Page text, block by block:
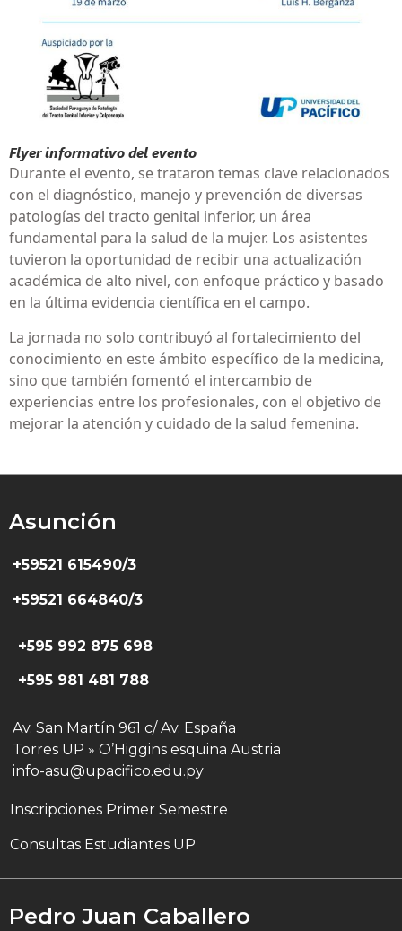
Flyer informativo del evento
Durante el evento, se trataron temas clave relacionados
con el diagnóstico, manejo y prevención de diversas
patologías del tracto genital inferior, un área
fundamental para la salud de la mujer. Los asistentes
tuvieron la oportunidad de recibir una actualización
académica de alto nivel, con enfoque práctico y basado
en la última evidencia científica en el campo.
La jornada no solo contribuyó al fortalecimiento del
conocimiento en este ámbito específico de la medicina,
sino que también fomentó el intercambio de
experiencias entre los profesionales, con el objetivo de
mejorar la atención y cuidado de la salud femenina.
Asunción
+59521 615490/3
+59521 664840/3
+595 992 875 698
+595 981 481 788
Av. San Martín 961 c/ Av. España
Torres UP » O’Higgins esquina Austria
info-asu@upacifico.edu.py
Inscripciones Primer Semestre
Consultas Estudiantes UP
Pedro Juan Caballero